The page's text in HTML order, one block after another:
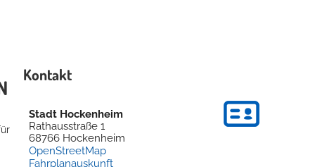
Kontakt
Stadt Hockenheim
Rathausstraße 1
68766 Hockenheim
OpenStreetMap
Fahrplanauskunft